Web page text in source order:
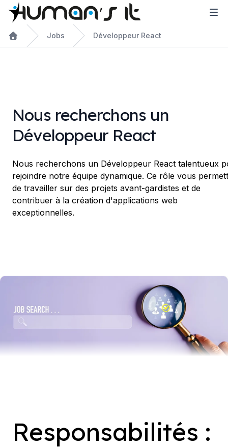
Jobs Développeur React
Nous recherchons un
Développeur React
Nous recherchons un Développeur React talentueux
rejoindre notre équipe dynamique. Ce rôle vous
de travailler sur des projets avant-gardistes et de
contribuer à la création d'applications web
exceptionnelles.
Responsabilités :